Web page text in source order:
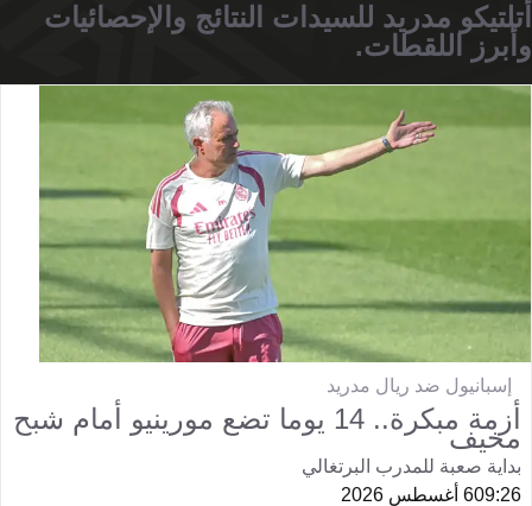
أتلتيكو مدريد للسيدات النتائج والإحصائيات
وأبرز اللقطات.
إسبانيول ضد ريال مدريد
أزمة مبكرة.. 14 يوما تضع مورينيو أمام شبح
مخيف
بداية صعبة للمدرب البرتغالي
09:266 أغسطس 2026